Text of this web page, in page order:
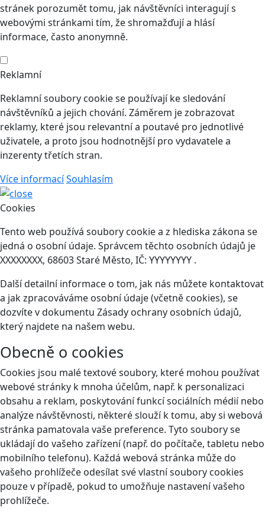
stránek porozumět tomu, jak návštěvníci interagují s
webovými stránkami tím, že shromažďují a hlásí
informace, často anonymně.
Reklamní
Reklamní soubory cookie se používají ke sledování
návštěvníků a jejich chování. Záměrem je zobrazovat
reklamy, které jsou relevantní a poutavé pro jednotlivé
uživatele, a proto jsou hodnotnější pro vydavatele a
inzerenty třetích stran.
Více informacíSouhlasím
Cookies
Tento web používá soubory cookie a z hlediska zákona se
jedná o osobní údaje. Správcem těchto osobních údajů je
XXXXXXXX, 68603 Staré Město, IČ: YYYYYYYY .
Další detailní informace o tom, jak nás můžete kontaktovat
a jak zpracováváme osobní údaje (včetně cookies), se
dozvíte v dokumentu Zásady ochrany osobních údajů,
který najdete na našem webu.
Obecně o cookies
Cookies jsou malé textové soubory, které mohou používat
webové stránky k mnoha účelům, např. k personalizaci
obsahu a reklam, poskytování funkcí sociálních médií nebo
analýze návštěvnosti, některé slouží k tomu, aby si webová
stránka pamatovala vaše preference. Tyto soubory se
ukládají do vašeho zařízení (např. do počítače, tabletu nebo
mobilního telefonu). Každá webová stránka může do
vašeho prohlížeče odesílat své vlastní soubory cookies
pouze v případě, pokud to umožňuje nastavení vašeho
prohlížeče.